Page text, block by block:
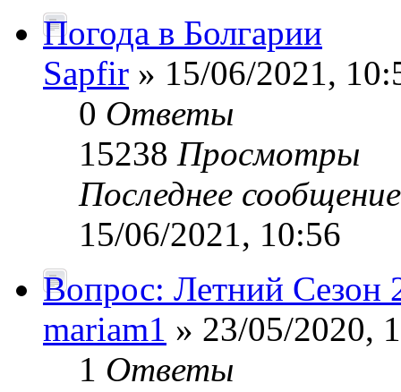
Погода в Болгарии
Sapfir » 15/06/2021,
0 Ответы
15238 Просмотры
Последнее
15/06/2021, 10:56
Вопрос: Летний Сезон
mariam1 » 23/05/2020,
1 Ответы